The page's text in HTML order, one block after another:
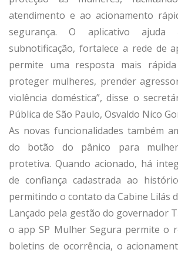
atendimento e ao acionamento
segurança. O aplicativo
subnotificação, fortalece a rede de
permite uma resposta mais
proteger mulheres, prender
violência doméstica”, disse o
Pública de São Paulo, Osvaldo Nico
As novas funcionalidades também
do botão do pânico para
protetiva. Quando acionado, há
de confiança cadastrada ao
permitindo o contato da Cabine Lilás
Lançado pela gestão do governador
o app SP Mulher Segura permite o
boletins de ocorrência, o